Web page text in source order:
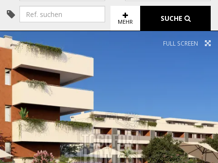
MEHR SUCHE
FULL SCREEN